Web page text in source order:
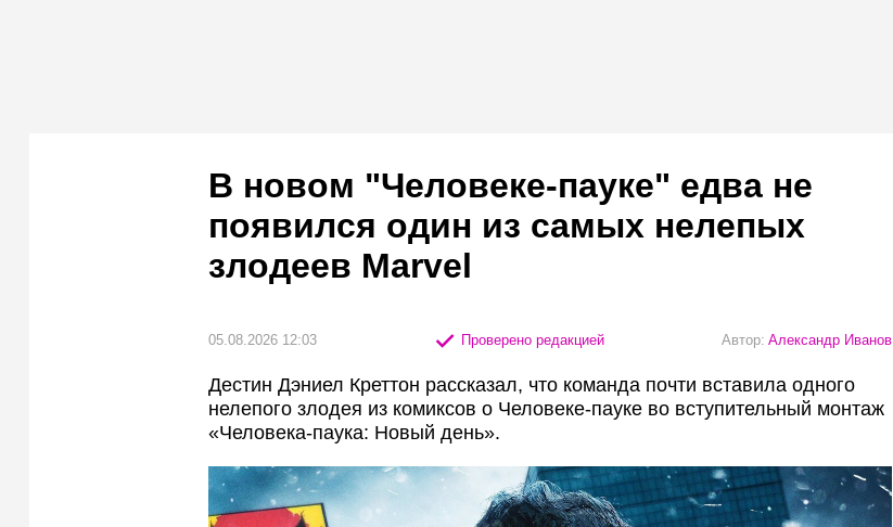
В новом "Человеке-пауке" едва не
появился один из самых нелепых
злодеев Marvel
05.08.2026 12:03 Проверено редакцией Автор: Александр Иванов
Дестин Дэниел Креттон рассказал, что команда почти вставила одного
нелепого злодея из комиксов о Человеке-пауке во вступительный монтаж
«Человека-паука: Новый день».